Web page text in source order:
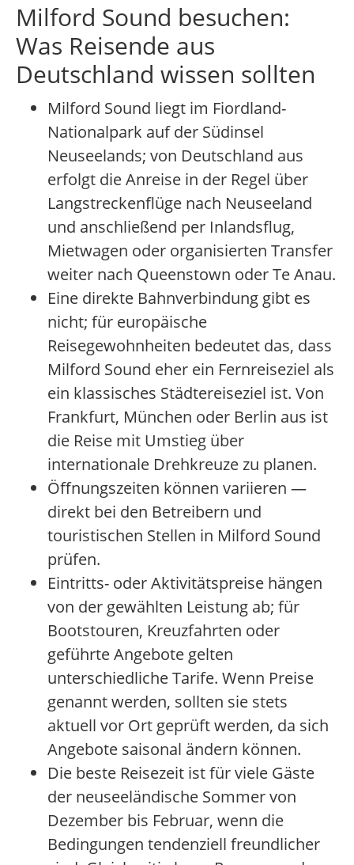
Milford Sound besuchen:
Was Reisende aus
Deutschland wissen sollten
Milford Sound liegt im Fiordland-
Nationalpark auf der Südinsel
Neuseelands; von Deutschland aus
erfolgt die Anreise in der Regel über
Langstreckenflüge nach Neuseeland
und anschließend per Inlandsflug,
Mietwagen oder organisierten Transfer
weiter nach Queenstown oder Te Anau.
Eine direkte Bahnverbindung gibt es
nicht; für europäische
Reisegewohnheiten bedeutet das, dass
Milford Sound eher ein Fernreiseziel als
ein klassisches Städtereiseziel ist. Von
Frankfurt, München oder Berlin aus ist
die Reise mit Umstieg über
internationale Drehkreuze zu planen.
Öffnungszeiten können variieren —
direkt bei den Betreibern und
touristischen Stellen in Milford Sound
prüfen.
Eintritts- oder Aktivitätspreise hängen
von der gewählten Leistung ab; für
Bootstouren, Kreuzfahrten oder
geführte Angebote gelten
unterschiedliche Tarife. Wenn Preise
genannt werden, sollten sie stets
aktuell vor Ort geprüft werden, da sich
Angebote saisonal ändern können.
Die beste Reisezeit ist für viele Gäste
der neuseeländische Sommer von
Dezember bis Februar, wenn die
Bedingungen tendenziell freundlicher